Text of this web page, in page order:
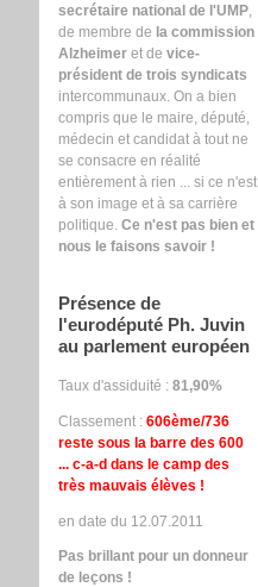
secrétaire national de l'UMP,
de membre de la commission
Alzheimeret de vice-
président de trois syndicats
intercommunaux. On a bien
compris que le maire, député,
médecin et candidat à tout ne
se consacre en réalité
entièrement à rien ... si ce n'est
à son image et à sa carrière
politique. Ce n'est pas bien et
nous le faisons savoir !
Présence de
l'eurodéputé Ph. Juvin
au parlement européen
Taux d'assiduité : 81,90%
Classement : 606ème/736
reste sous la barre des 600
... c-a-d dans le camp des
très mauvais élèves !
en date du 12.07.2011
Pas brillant pour un donneur
de leçons !